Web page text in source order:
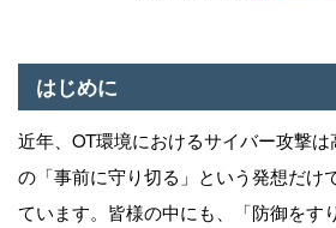
はじめに
近年、 OT環境におけるサイバー攻撃
の「事前に守り切る」という発想だけ
ています。皆様の中にも、「防御をす